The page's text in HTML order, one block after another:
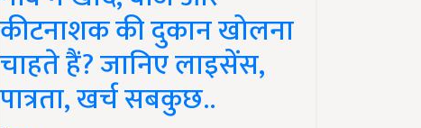
कीटनाशक की दुकान खोलना
चाहते हैं? जानिए लाइसेंस,
पात्रता, खर्च सबकुछ..